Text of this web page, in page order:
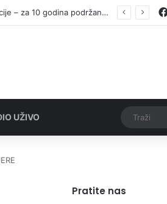
Otvorene prijave za Bingo Festival Fits: Odaberite outfit s omiljenim influencerom i zablistajte na Crvenom tepihu Sarajevo Film Festivala
UŽIVO
Pratite nas